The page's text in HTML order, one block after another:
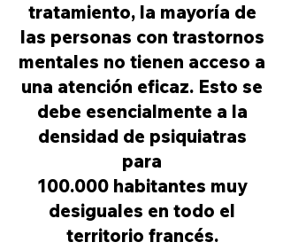
tratamiento, la mayoría de
las personas con trastornos
mentales no tienen acceso a
una atención eficaz. Esto se
debe esencialmente a la
densidad de psiquiatras
para
100.000 habitantes muy
desiguales en todo el
territorio francés.